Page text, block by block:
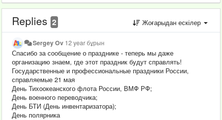
Replies 2 Жоғарыдан ескілер
Sergey Ov 12 year бұрын
Спасибо за сообщение о празднике - теперь мы даже
организацию знаем, где этот праздник будут справлять!
Государственные и профессиональные праздники России,
справляемые 21 мая
День Тихоокеанского флота России, ВМФ РФ;
День военного переводчика;
День БТИ (День инвентаризатора);
День полярника